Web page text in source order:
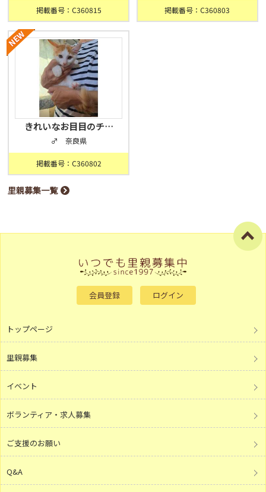
掲載番号：C360815 掲載番号：C360803
きれいなお目目のチ…
♂ 奈良県
掲載番号：C360802
里親募集一覧
会員登録 ログイン
トップページ
里親募集
イベント
ボランティア・求人募集
ご支援のお願い
Q&A